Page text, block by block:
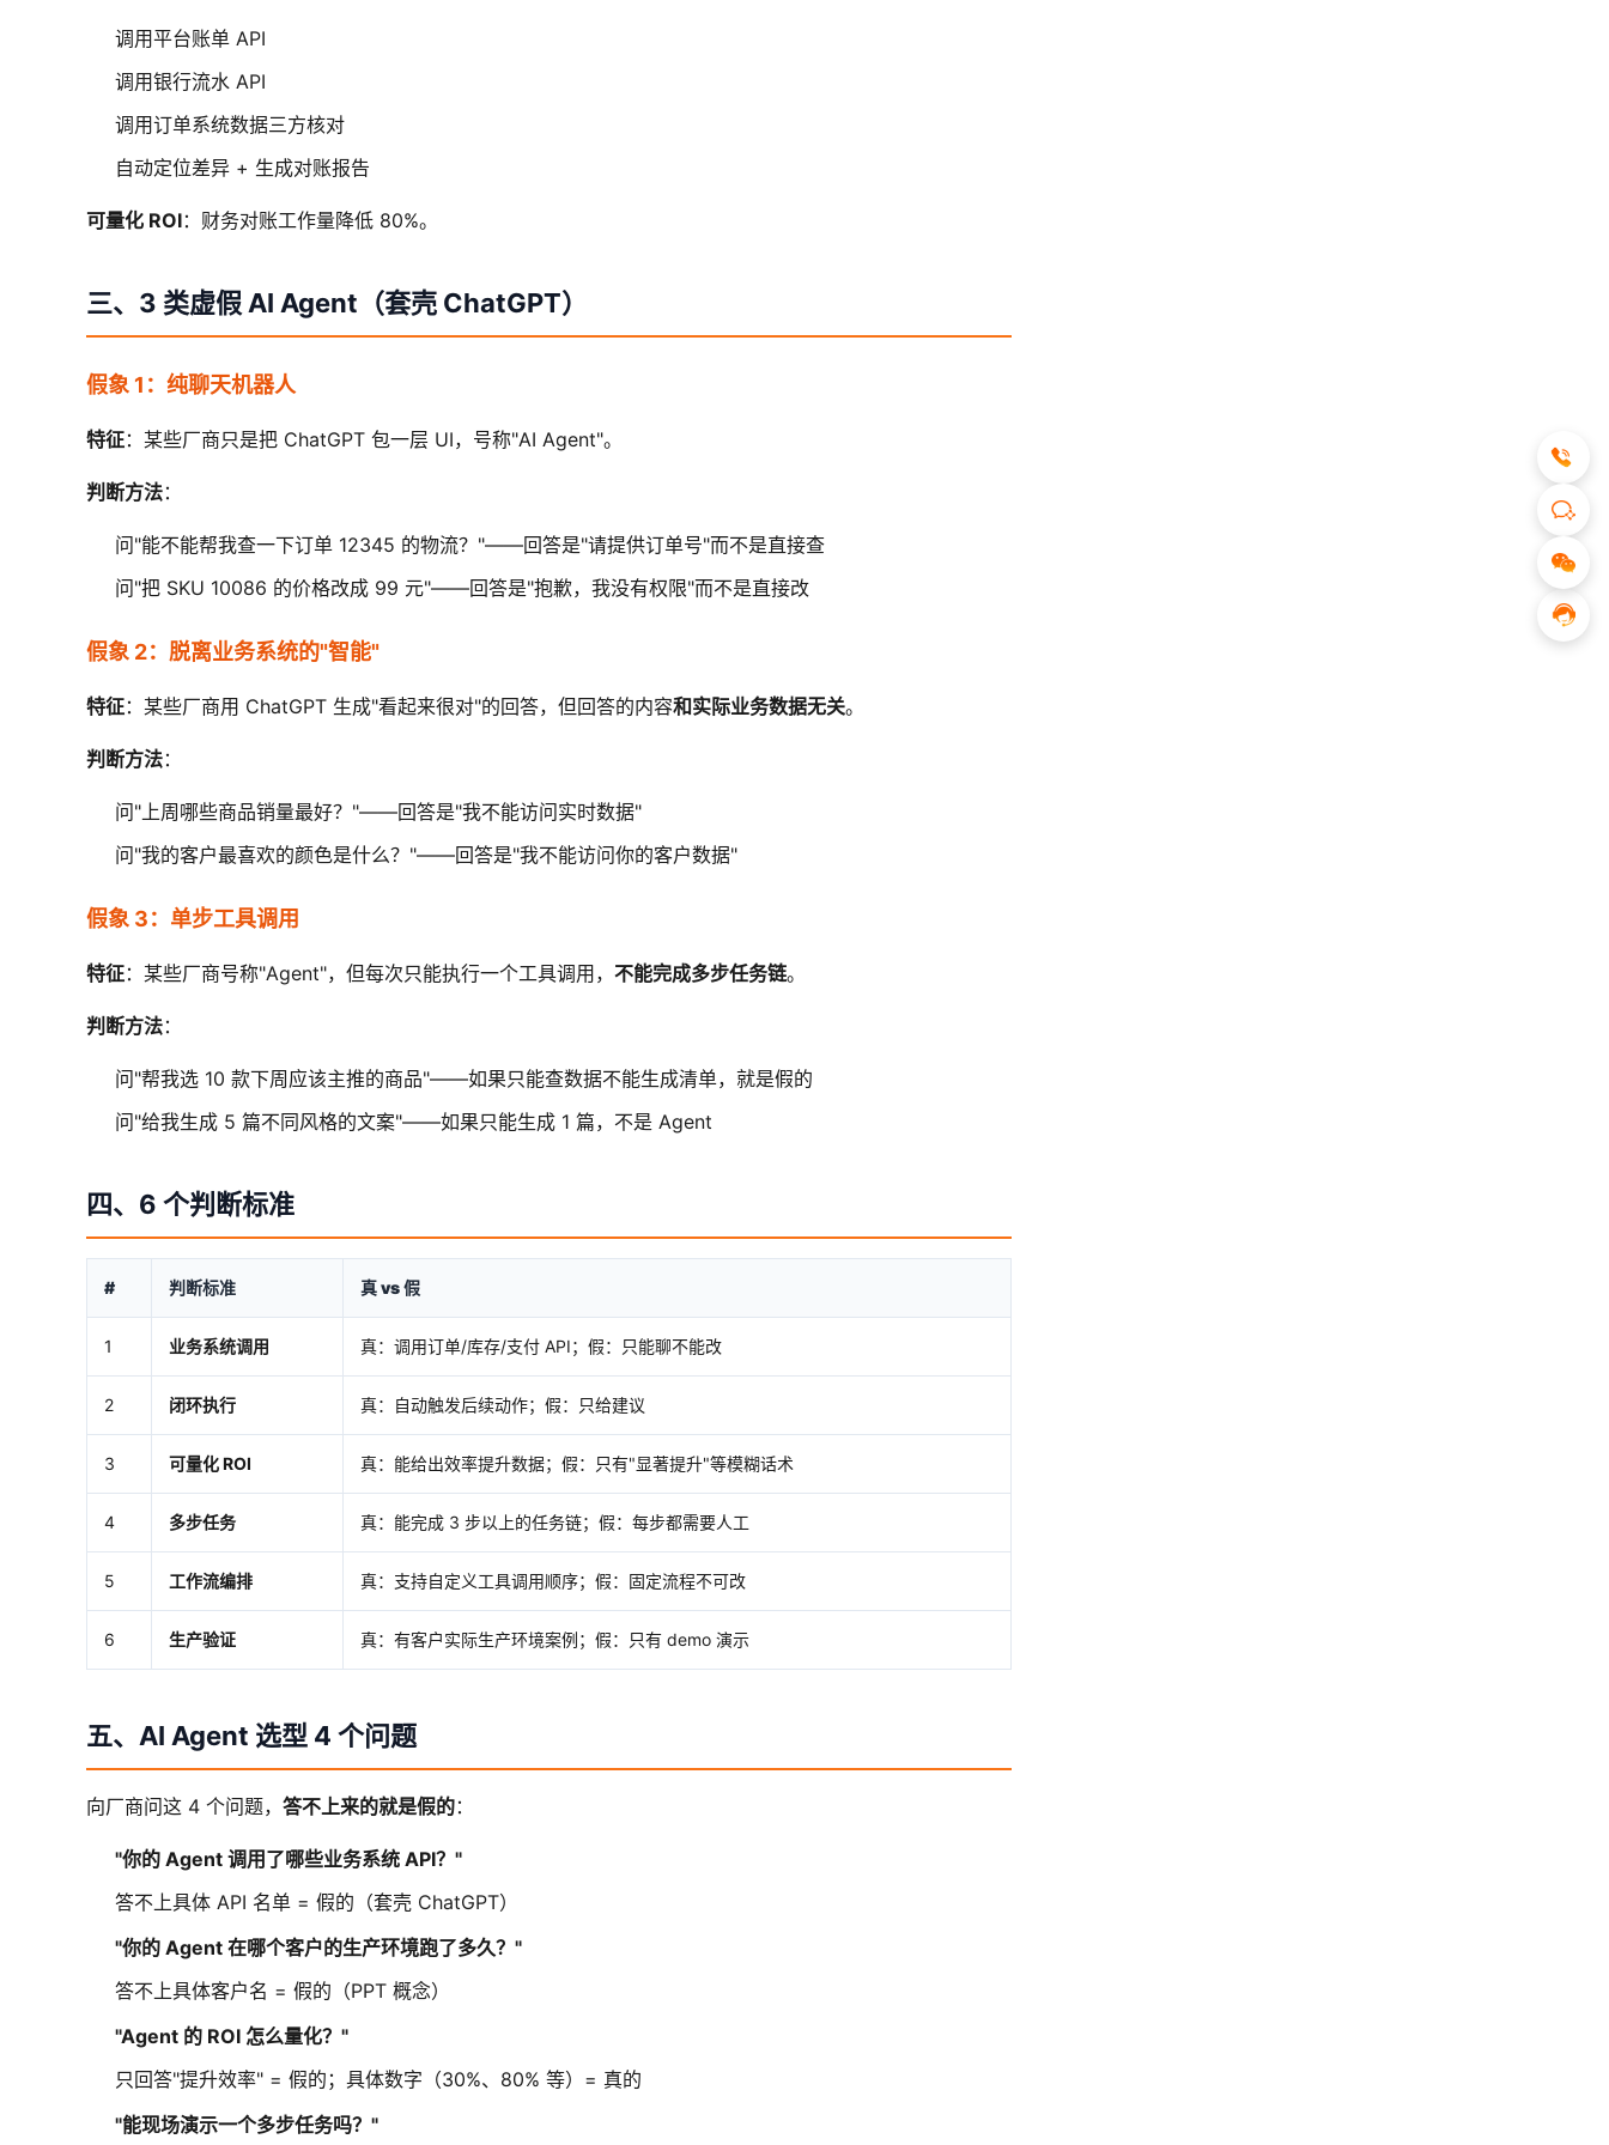
调用平台账单 API
调用银行流水 API
调用订单系统数据三方核对
自动定位差异 + 生成对账报告
可量化 ROI：财务对账工作量降低 80%。
三、3 类虚假 AI Agent（套壳 ChatGPT）
假象 1：纯聊天机器人
特征：某些厂商只是把 ChatGPT 包一层 UI，号称"AI Agent"。
判断方法：
问"能不能帮我查一下订单 12345 的物流？"——回答是"请提供订单号"而不是直接查
问"把 SKU 10086 的价格改成 99 元"——回答是"抱歉，我没有权限"而不是直接改
假象 2：脱离业务系统的"智能"
特征：某些厂商用 ChatGPT 生成"看起来很对"的回答，但回答的内容和实际业务数据无关。
判断方法：
问"上周哪些商品销量最好？"——回答是"我不能访问实时数据"
问"我的客户最喜欢的颜色是什么？"——回答是"我不能访问你的客户数据"
假象 3：单步工具调用
特征：某些厂商号称"Agent"，但每次只能执行一个工具调用， 不能完成多步任务链。
判断方法：
问"帮我选 10 款下周应该主推的商品"——如果只能查数据不能生成清单，就是假的
问"给我生成 5 篇不同风格的文案"——如果只能生成 1 篇，不是 Agent
四、6 个判断标准
# 判断标准 真 vs 假
1 业务系统调用 真：调用订单/库存/支付 API；假：只能聊不能改
2 闭环执行 真：自动触发后续动作；假：只给建议
3 可量化 ROI 真：能给出效率提升数据；假：只有"显著提升"等模糊话术
4 多步任务 真：能完成 3 步以上的任务链；假：每步都需要人工
5 工作流编排 真：支持自定义工具调用顺序；假：固定流程不可改
6 生产验证 真：有客户实际生产环境案例；假：只有 demo 演示
五、AI Agent 选型 4 个问题
向厂商问这 4 个问题， 答不上来的就是假的：
"你的 Agent 调用了哪些业务系统 API？"
答不上具体 API 名单 = 假的（套壳 ChatGPT）
"你的 Agent 在哪个客户的生产环境跑了多久？"
答不上具体客户名 = 假的（PPT 概念）
"Agent 的 ROI 怎么量化？"
只回答"提升效率" = 假的；具体数字（30%、80% 等）= 真的
"能现场演示一个多步任务吗？"